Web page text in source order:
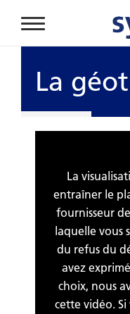
La
La
entraîner le
fournisseur
laquelle vous
du refus du
avez
choix, nous
cette vidéo.